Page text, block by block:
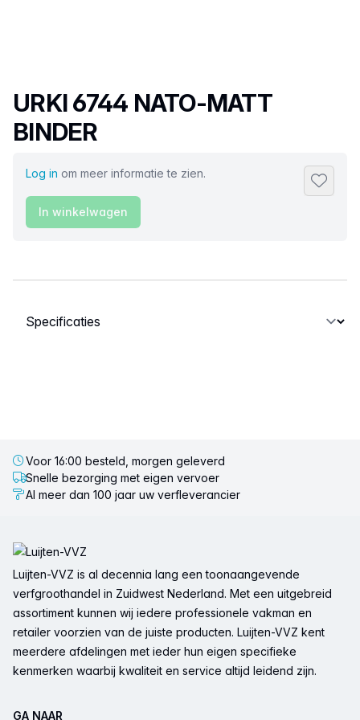
Productnaam
URKI 6744 NATO-MATT
BINDER
Log in om meer informatie te zien.
In winkelwagen
Selecteer een tabblad
Voor 16:00 besteld, morgen geleverd
Snelle bezorging met eigen vervoer
Al meer dan 100 jaar uw verfleverancier
Luijten-VVZ is al decennia lang een toonaangevende
verfgroothandel in Zuidwest Nederland. Met een uitgebreid
assortiment kunnen wij iedere professionele vakman en
retailer voorzien van de juiste producten. Luijten-VVZ kent
meerdere afdelingen met ieder hun eigen specifieke
kenmerken waarbij kwaliteit en service altijd leidend zijn.
GA NAAR